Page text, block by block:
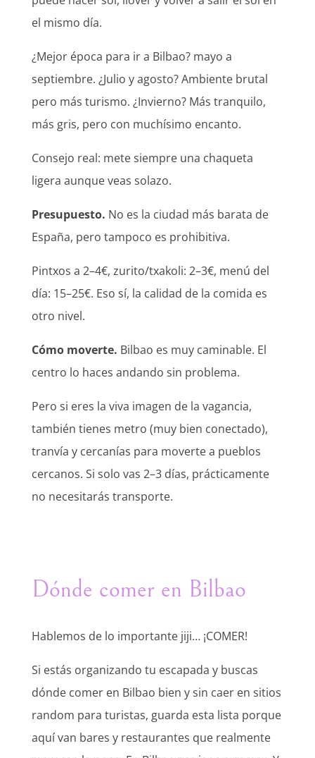
el mismo día.
¿Mejor época para ir a Bilbao? mayo a
septiembre. ¿Julio y agosto? Ambiente brutal
pero más turismo. ¿Invierno? Más tranquilo,
más gris, pero con muchísimo encanto.
Consejo real: mete siempre una chaqueta
ligera aunque veas solazo.
Presupuesto. No es la ciudad más barata de
España, pero tampoco es prohibitiva.
Pintxos a 2–4€, zurito/txakoli: 2–3€, menú del
día: 15–25€. Eso sí, la calidad de la comida es
otro nivel.
Cómo moverte. Bilbao es muy caminable. El
centro lo haces andando sin problema.
Pero si eres la viva imagen de la vagancia,
también tienes metro (muy bien conectado),
tranvía y cercanías para moverte a pueblos
cercanos. Si solo vas 2–3 días, prácticamente
no necesitarás transporte.
Dónde comer en Bilbao
Hablemos de lo importante jiji… ¡COMER!
Si estás organizando tu escapada y buscas
dónde comer en Bilbao bien y sin caer en sitios
random para turistas, guarda esta lista porque
aquí van bares y restaurantes que realmente